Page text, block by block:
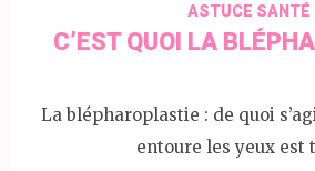
ASTUCE SANTÉ
C’EST QUOI LA
La blépharoplastie : de quoi
entoure les yeux est